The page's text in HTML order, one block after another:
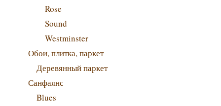
Rose
Sound
Westminster
Обои, плитка, паркет
Деревянный паркет
Санфаянс
Blues